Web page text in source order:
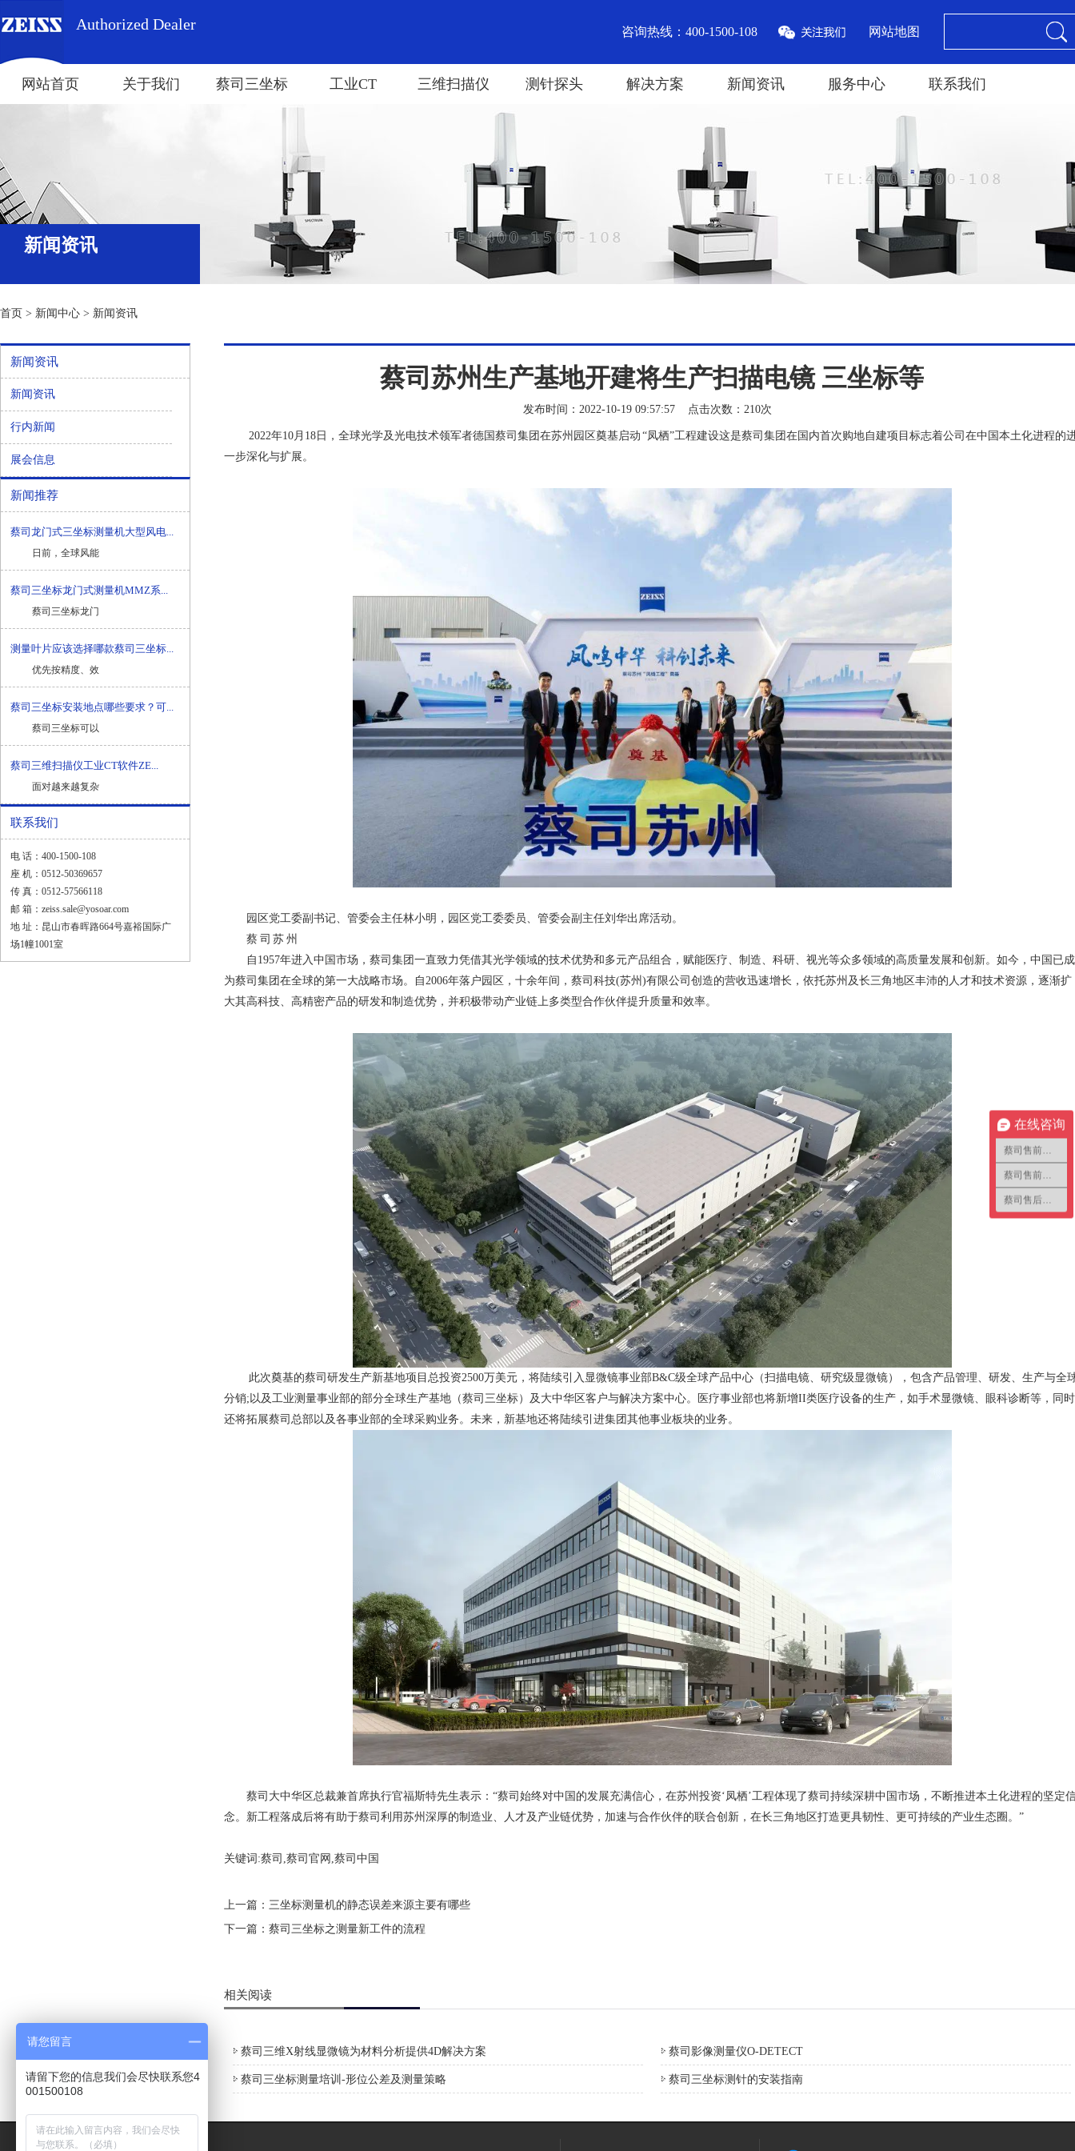
Authorized Dealer 网站地图
咨询热线：400-1500-108
网站首页 关于我们 蔡司三坐标 工业CT 三维扫描仪 测针探头 解决方案 新闻资讯 服务中心 联系我们
新闻资讯
首页 > 新闻中心 > 新闻资讯
新闻资讯
新闻资讯
行内新闻
展会信息
新闻推荐
蔡司龙门式三坐标测量机大型风电...
日前，全球风能
蔡司三坐标龙门式测量机MMZ系...
蔡司三坐标龙门
测量叶片应该选择哪款蔡司三坐标...
优先按精度、效
蔡司三坐标安装地点哪些要求？可...
蔡司三坐标可以
蔡司三维扫描仪工业CT软件ZE...
面对越来越复杂
联系我们
电 话：400-1500-108
座 机：0512-50369657
传 真：0512-57566118
邮 箱：zeiss.sale@yosoar.com
地 址：昆山市春晖路664号嘉裕国际广
场1幢1001室
蔡司苏州生产基地开建将生产扫描电镜 三坐标等
发布时间：2022-10-19 09:57:57 点击次数： 210次
2022年10月18日，全球光学及光电技术领军者德国 蔡司 集团在苏州园区奠基启动 “凤栖”工程建设这是蔡司集团在国内首次购地自建项目标志着公司在中国本土化进程的
一步深化与扩展。
园区党工委副书记、管委会主任林小明，园区党工委委员、管委会副主任刘华出席活动。
蔡 司 苏 州
自1957年进入中国市场，蔡司集团一直致力凭借其光学领域的技术优势和多元产品组合，赋能医疗、制造、科研、视光等众多领域的高质量发展和创新。如今，中国已成
为蔡司集团在全球的第一大战略市场。自2006年落户园区，十余年间，蔡司科技(苏州)有限公司创造的营收迅速增长，依托苏州及长三角地区丰沛的人才和技术资源，逐渐扩
大其高科技、高精密产品的研发和制造优势，并积极带动产业链上多类型合作伙伴提升质量和效率。
此次奠基的蔡司研发生产新基地项目总投资2500万美元，将陆续引入显微镜事业部B&C级全球产品中心（扫描电镜、研究级显微镜），包含产品管理、研发、生产与全
分销;以及工业测量事业部的部分全球生产基地（蔡司三坐标）及大中华区客户与解决方案中心。医疗事业部也将新增II类医疗设备的生产，如手术显微镜、眼科诊断等，同时
还将拓展蔡司总部以及各事业部的全球采购业务。未来，新基地还将陆续引进集团其他事业板块的业务。
蔡司大中华区总裁兼首席执行官福斯特先生表示：“蔡司始终对中国的发展充满信心，在苏州投资‘凤栖’工程体现了蔡司持续深耕中国市场，不断推进本土化进程的坚定
念。新工程落成后将有助于蔡司利用苏州深厚的制造业、人才及产业链优势，加速与合作伙伴的联合创新，在长三角地区打造更具韧性、更可持续的产业生态圈。”
关键词:蔡司,蔡司官网,蔡司中国
上一篇： 三坐标测量机的静态误差来源主要有哪些
下一篇： 蔡司三坐标之测量新工件的流程
相关阅读
蔡司三维X射线显微镜为材料分析提供4D解决方案 蔡司影像测量仪O-DETECT
蔡司三坐标测量培训-形位公差及测量策略 蔡司三坐标测针的安装指南
在线咨询
蔡司售前咨询1
蔡司售前咨询2
蔡司售后咨询
请您留言
请留下您的信息我们会尽快联系您4
001500108